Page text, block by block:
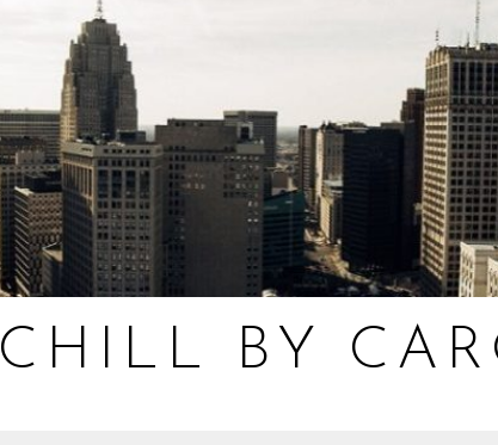
CHILL BY